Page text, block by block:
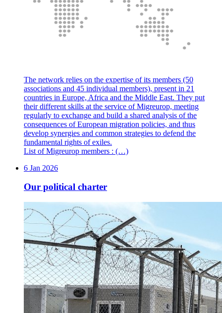
The network relies on the expertise of its members (50
associations and 45 individual members), present in 21
countries in Europe, Africa and the Middle East. They put
their different skills at the service of Migreurop, meeting
regularly to exchange and build a shared analysis of the
consequences of European migration policies, and thus
develop synergies and common strategies to defend the
fundamental rights of exiles.
List of Migreurop members : (…)
6 Jan 2026
Our political charter